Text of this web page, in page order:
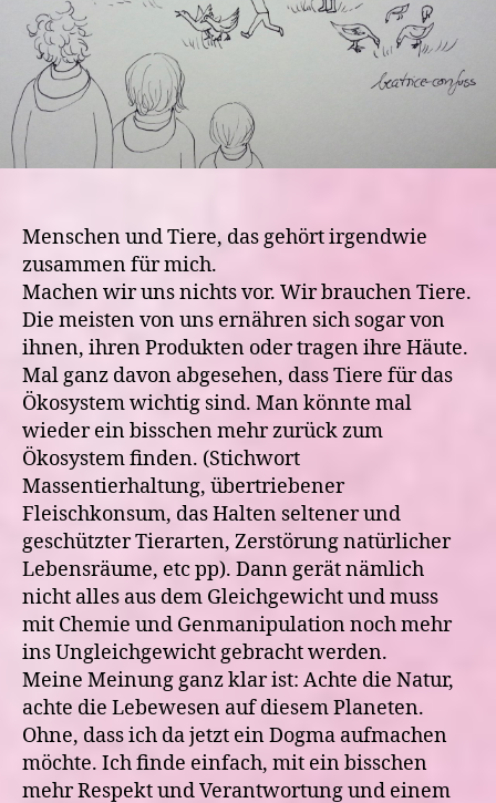
Menschen und Tiere, das gehört irgendwie
zusammen für mich.
Machen wir uns nichts vor. Wir brauchen Tiere.
Die meisten von uns ernähren sich sogar von
ihnen, ihren Produkten oder tragen ihre Häute.
Mal ganz davon abgesehen, dass Tiere für das
Ökosystem wichtig sind. Man könnte mal
wieder ein bisschen mehr zurück zum
Ökosystem finden. (Stichwort
Massentierhaltung, übertriebener
Fleischkonsum, das Halten seltener und
geschützter Tierarten, Zerstörung natürlicher
Lebensräume, etc pp). Dann gerät nämlich
nicht alles aus dem Gleichgewicht und muss
mit Chemie und Genmanipulation noch mehr
ins Ungleichgewicht gebracht werden.
Meine Meinung ganz klar ist: Achte die Natur,
achte die Lebewesen auf diesem Planeten.
Ohne, dass ich da jetzt ein Dogma aufmachen
möchte. Ich finde einfach, mit ein bisschen
mehr Respekt und Verantwortung und einem